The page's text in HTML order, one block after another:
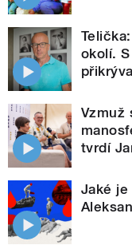
okolí.
Vzmuž
tvrdí
Jaké